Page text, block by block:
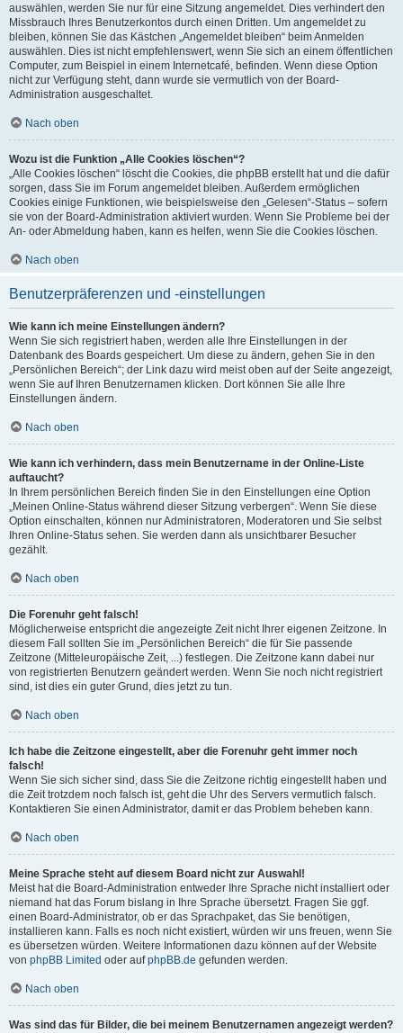
auswählen, werden Sie nur für eine Sitzung angemeldet. Dies verhindert den
Missbrauch Ihres Benutzerkontos durch einen Dritten. Um angemeldet zu
bleiben, können Sie das Kästchen „Angemeldet bleiben“ beim Anmelden
auswählen. Dies ist nicht empfehlenswert, wenn Sie sich an einem öffentlichen
Computer, zum Beispiel in einem Internetcafé, befinden. Wenn diese Option
nicht zur Verfügung steht, dann wurde sie vermutlich von der Board-
Administration ausgeschaltet.
Nach oben
Wozu ist die Funktion „Alle Cookies löschen“?
„Alle Cookies löschen“ löscht die Cookies, die phpBB erstellt hat und die dafür
sorgen, dass Sie im Forum angemeldet bleiben. Außerdem ermöglichen
Cookies einige Funktionen, wie beispielsweise den „Gelesen“-Status – sofern
sie von der Board-Administration aktiviert wurden. Wenn Sie Probleme bei der
An- oder Abmeldung haben, kann es helfen, wenn Sie die Cookies löschen.
Nach oben
Benutzerpräferenzen und -einstellungen
Wie kann ich meine Einstellungen ändern?
Wenn Sie sich registriert haben, werden alle Ihre Einstellungen in der
Datenbank des Boards gespeichert. Um diese zu ändern, gehen Sie in den
„Persönlichen Bereich“; der Link dazu wird meist oben auf der Seite angezeigt,
wenn Sie auf Ihren Benutzernamen klicken. Dort können Sie alle Ihre
Einstellungen ändern.
Nach oben
Wie kann ich verhindern, dass mein Benutzername in der Online-Liste
auftaucht?
In Ihrem persönlichen Bereich finden Sie in den Einstellungen eine Option
„Meinen Online-Status während dieser Sitzung verbergen“. Wenn Sie diese
Option einschalten, können nur Administratoren, Moderatoren und Sie selbst
Ihren Online-Status sehen. Sie werden dann als unsichtbarer Besucher
gezählt.
Nach oben
Die Forenuhr geht falsch!
Möglicherweise entspricht die angezeigte Zeit nicht Ihrer eigenen Zeitzone. In
diesem Fall sollten Sie im „Persönlichen Bereich“ die für Sie passende
Zeitzone (Mitteleuropäische Zeit, ...) festlegen. Die Zeitzone kann dabei nur
von registrierten Benutzern geändert werden. Wenn Sie noch nicht registriert
sind, ist dies ein guter Grund, dies jetzt zu tun.
Nach oben
Ich habe die Zeitzone eingestellt, aber die Forenuhr geht immer noch
falsch!
Wenn Sie sich sicher sind, dass Sie die Zeitzone richtig eingestellt haben und
die Zeit trotzdem noch falsch ist, geht die Uhr des Servers vermutlich falsch.
Kontaktieren Sie einen Administrator, damit er das Problem beheben kann.
Nach oben
Meine Sprache steht auf diesem Board nicht zur Auswahl!
Meist hat die Board-Administration entweder Ihre Sprache nicht installiert oder
niemand hat das Forum bislang in Ihre Sprache übersetzt. Fragen Sie ggf.
einen Board-Administrator, ob er das Sprachpaket, das Sie benötigen,
installieren kann. Falls es noch nicht existiert, würden wir uns freuen, wenn Sie
es übersetzen würden. Weitere Informationen dazu können auf der Website
von phpBB Limited oder aufphpBB.de gefunden werden.
Nach oben
Was sind das für Bilder, die bei meinem Benutzernamen angezeigt werden?